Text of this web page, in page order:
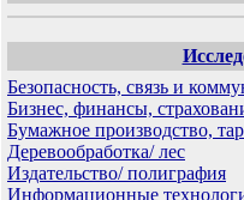
Безопасность, связь и
Бизнес, финансы,
Бумажное производство,
Деревообработка/ лес
Издательство/ полиграфия
Информационные